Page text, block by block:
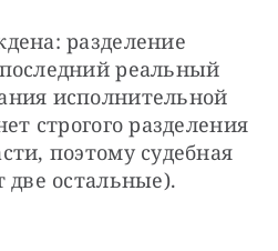
разделение
реальный
исполнительной
строгого разделения
поэтому судебная
две остальные).